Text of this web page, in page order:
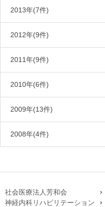
2013年(7件)
2012年(9件)
2011年(9件)
2010年(6件)
2009年(13件)
2008年(4件)
社会医療法人芳和会
神経内科リハビリテーション